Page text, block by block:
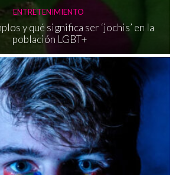
ENTRETENIMIENTO
y qué significa ser ‘jochis’ en la
población LGBT+